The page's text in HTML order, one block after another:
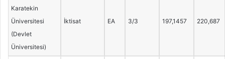
Karatekin
Üniversitesi
(Devlet
Üniversitesi)
İktisat EA 3/3 197,1457 220,687